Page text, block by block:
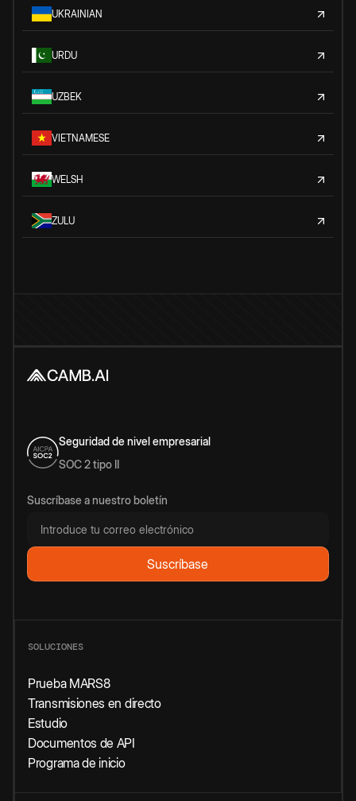
UKRAINIAN
URDU
UZBEK
VIETNAMESE
WELSH
ZULU
Seguridad de nivel empresarial
SOC 2 tipo II
Suscríbase a nuestro boletín
SOLUCIONES
Prueba MARS8
Transmisiones en directo
Estudio
Documentos de API
Programa de inicio